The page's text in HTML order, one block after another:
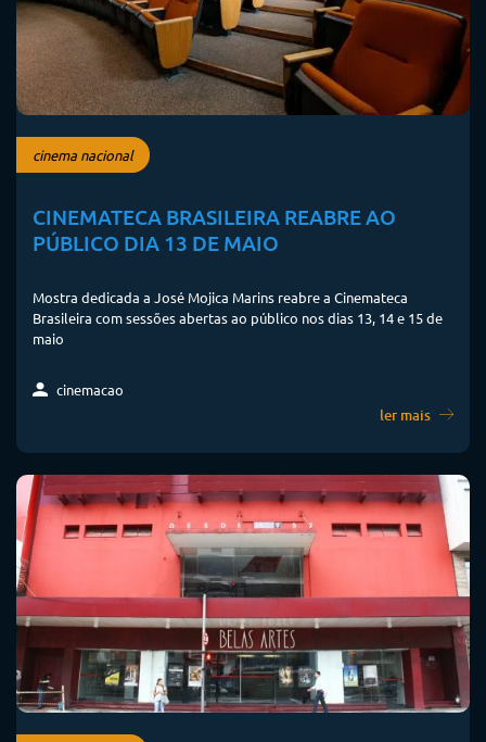
cinema nacional
CINEMATECA BRASILEIRA REABRE AO
PÚBLICO DIA 13 DE MAIO
Mostra dedicada a José Mojica Marins reabre a Cinemateca
Brasileira com sessões abertas ao público nos dias 13, 14 e 15 de
maio
cinemacao
ler mais